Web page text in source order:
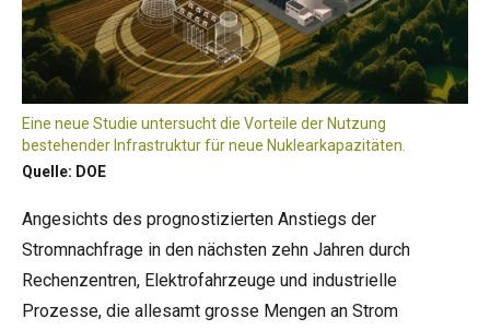
Eine neue Studie untersucht die Vorteile der Nutzung
bestehender Infrastruktur für neue Nuklearkapazitäten.
Quelle: DOE
Angesichts des prognostizierten Anstiegs der
Stromnachfrage in den nächsten zehn Jahren durch
Rechenzentren, Elektrofahrzeuge und industrielle
Prozesse, die allesamt grosse Mengen an Strom